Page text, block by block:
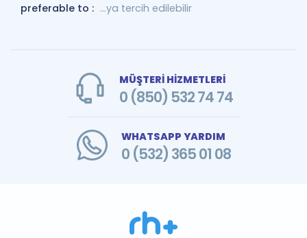
preferable to : ...ya tercih edilebilir
MÜŞTERİ HİZMETLERİ
0 (850) 532 74 74
WHATSAPP YARDIM
0 (532) 365 01 08